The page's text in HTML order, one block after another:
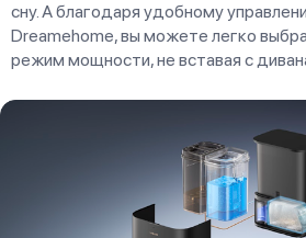
сну. А благодаря удобному
Dreamehome, вы можете легко
режим мощности, не вставая с